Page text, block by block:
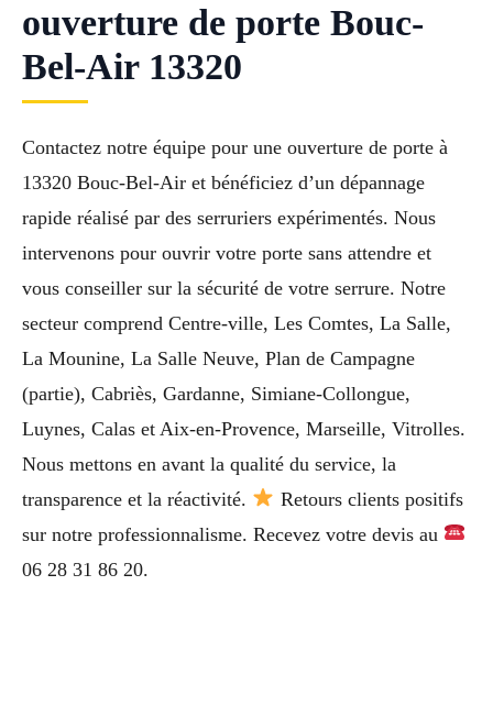
ouverture de porte Bouc-
Bel-Air 13320
Contactez notre équipe pour une ouverture de porte à
13320 Bouc-Bel-Air et bénéficiez d’un dépannage
rapide réalisé par des serruriers expérimentés. Nous
intervenons pour ouvrir votre porte sans attendre et
vous conseiller sur la sécurité de votre serrure. Notre
secteur comprend Centre-ville, Les Comtes, La Salle,
La Mounine, La Salle Neuve, Plan de Campagne
(partie), Cabriès, Gardanne, Simiane-Collongue,
Luynes, Calas et Aix-en-Provence, Marseille, Vitrolles.
Nous mettons en avant la qualité du service, la
transparence et la réactivité.
Retours clients positifs
sur notre professionnalisme. Recevez votre devis au
06 28 31 86 20.